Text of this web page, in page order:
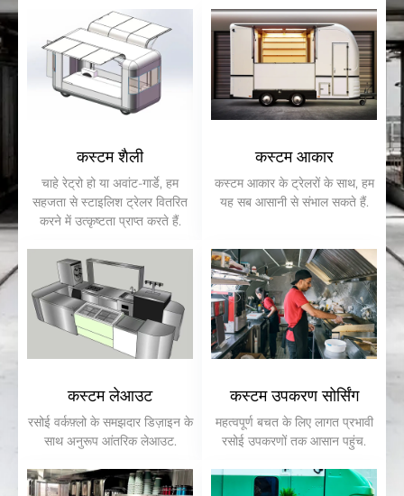
कस्टम शैली
चाहे रेट्रो हो या अवांट-गार्डे, हम
सहजता से स्टाइलिश ट्रेलर वितरित
करने में उत्कृष्टता प्राप्त करते हैं.
कस्टम आकार
कस्टम आकार के ट्रेलरों के साथ, हम
यह सब आसानी से संभाल सकते हैं.
कस्टम लेआउट
रसोई वर्कफ़्लो के समझदार डिज़ाइन के
साथ अनुरूप आंतरिक लेआउट.
कस्टम उपकरण सोर्सिंग
महत्वपूर्ण बचत के लिए लागत प्रभावी
रसोई उपकरणों तक आसान पहुंच.